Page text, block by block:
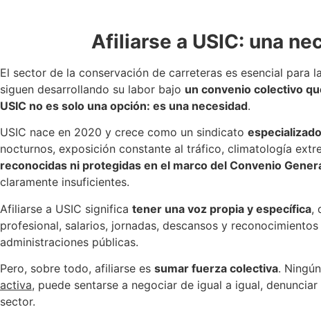
Afiliarse a USIC: una
El sector de la conservación de carreteras es esencial
siguen desarrollando su labor bajo un convenio colectivo
USIC no es solo una opción: es una necesidad.
USIC nace en 2020 y crece como un sindicato especializado
nocturnos, exposición constante al tráfico, climatología
reconocidas ni protegidas en el marco del Convenio
claramente insuficientes.
Afiliarse a USIC significa tener una voz propia y específica,
profesional, salarios, jornadas, descansos y
administraciones públicas.
Pero, sobre todo, afiliarse es sumar fuerza colectiva.
activa, puede sentarse a negociar de igual a igual,
sector.